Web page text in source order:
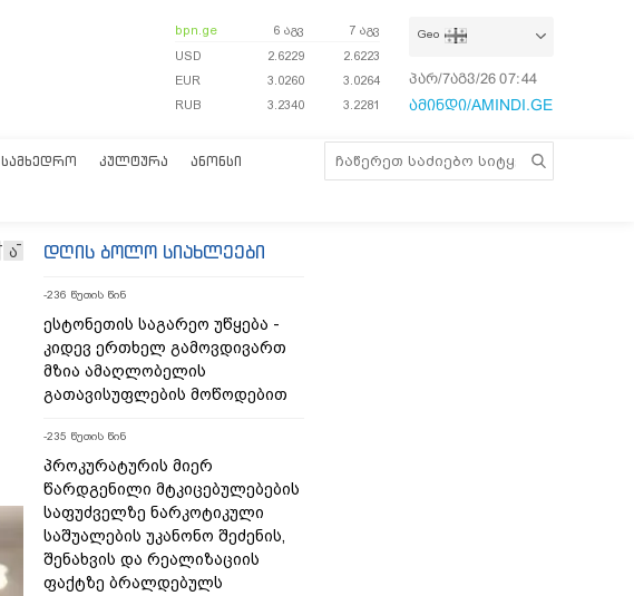
bpn.ge 6 აგვ
7 აგვ
USD
2.6229
2.6223
EUR
3.0260
3.0264
RUB
3.2340 3.2281
Geo
პარ/7აგვ/26 07:44:23
ამინდი/AMINDI.GE
ᲡᲐᲛᲮᲔᲓᲠᲝ ᲙᲣᲚᲢᲣᲠᲐ ᲐᲜᲝᲜᲡᲘ
ა დღის ბოლო სიახლეები
-236 წუთის წინ
ესტონეთის საგარეო უწყება -
კიდევ ერთხელ გამოვდივართ
მზია ამაღლობელის
გათავისუფლების მოწოდებით
-235 წუთის წინ
პროკურატურის მიერ
წარდგენილი მტკიცებულებების
საფუძველზე ნარკოტიკული
საშუალების უკანონო შეძენის,
შენახვის და რეალიზაციის
ფაქტზე ბრალდებულს